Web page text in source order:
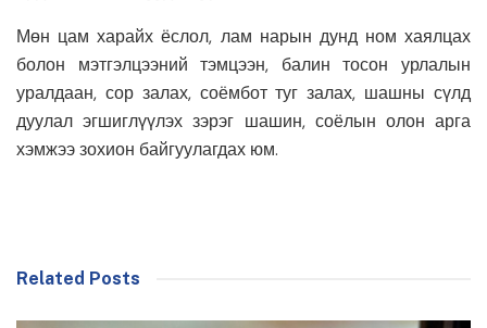
Мөн цам харайх ёслол, лам нарын дунд ном хаялцах
болон мэтгэлцээний тэмцээн, балин тосон урлалын
уралдаан, сор залах, соёмбот туг залах, шашны сүлд
дуулал эгшиглүүлэх зэрэг шашин, соёлын олон арга
хэмжээ зохион байгуулагдах юм.
Related Posts